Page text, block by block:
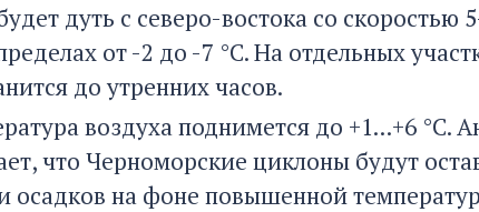
дуть с северо-востока со скоростью
от -2 до -7 °C. На отдельных
до утренних часов.
воздуха поднимется до +1...+6 °C.
что Черноморские циклоны будут
осадков на фоне повышенной